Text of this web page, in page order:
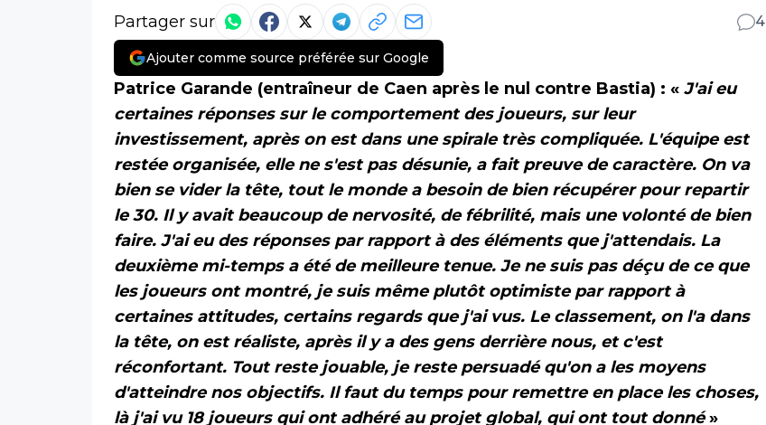
Partager sur 4
Ajouter comme source préférée sur Google
Patrice Garande (entraîneur de Caen après le nul contre Bastia) : « J'ai eu
certaines réponses sur le comportement des joueurs, sur leur
investissement, après on est dans une spirale très compliquée. L'équipe est
restée organisée, elle ne s'est pas désunie, a fait preuve de caractère. On va
bien se vider la tête, tout le monde a besoin de bien récupérer pour repartir
le 30. Il y avait beaucoup de nervosité, de fébrilité, mais une volonté de bien
faire. J'ai eu des réponses par rapport à des éléments que j'attendais. La
deuxième mi-temps a été de meilleure tenue. Je ne suis pas déçu de ce que
les joueurs ont montré, je suis même plutôt optimiste par rapport à
certaines attitudes, certains regards que j'ai vus. Le classement, on l'a dans
la tête, on est réaliste, après il y a des gens derrière nous, et c'est
réconfortant. Tout reste jouable, je reste persuadé qu'on a les moyens
d'atteindre nos objectifs. Il faut du temps pour remettre en place les choses,
là j'ai vu 18 joueurs qui ont adhéré au projet global, qui ont tout donné»